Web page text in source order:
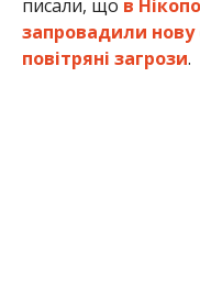
писали, що в
запровадили нову
повітряні загрози.